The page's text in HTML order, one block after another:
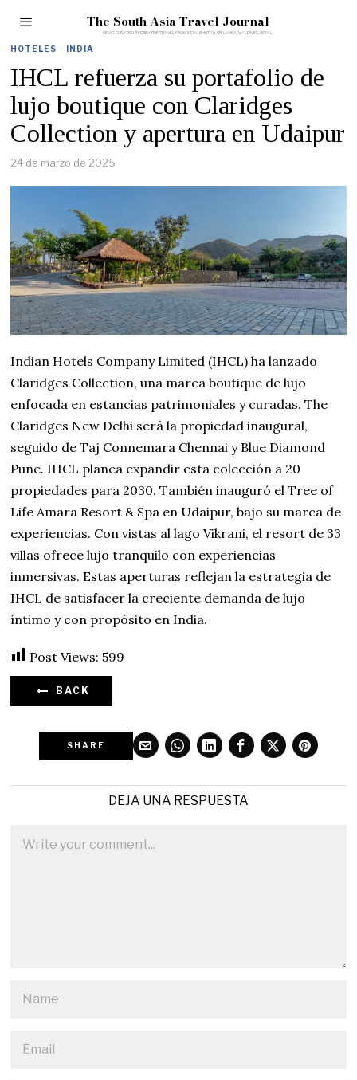
The South Asia Travel Journal
HOTELES · INDIA
IHCL refuerza su portafolio de
lujo boutique con Claridges
Collection y apertura en Udaipur
24 de marzo de 2025
Indian Hotels Company Limited (IHCL) ha lanzado
Claridges Collection, una marca boutique de lujo
enfocada en estancias patrimoniales y curadas. The
Claridges New Delhi será la propiedad inaugural,
seguido de Taj Connemara Chennai y Blue Diamond
Pune. IHCL planea expandir esta colección a 20
propiedades para 2030. También inauguró el Tree of
Life Amara Resort & Spa en Udaipur, bajo su marca de
experiencias. Con vistas al lago Vikrani, el resort de 33
villas ofrece lujo tranquilo con experiencias
inmersivas. Estas aperturas reflejan la estrategia de
IHCL de satisfacer la creciente demanda de lujo
íntimo y con propósito en India.
Post Views: 599
BACK
SHARE
DEJA UNA RESPUESTA